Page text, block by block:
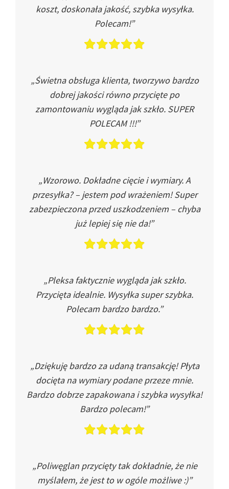
koszt, doskonała jakość, szybka wysyłka.
Polecam!”
„Świetna obsługa klienta, tworzywo bardzo
dobrej jakości równo przycięte po
zamontowaniu wygląda jak szkło. SUPER
POLECAM !!!”
„Wzorowo. Dokładne cięcie i wymiary. A
przesyłka? – jestem pod wrażeniem! Super
zabezpieczona przed uszkodzeniem – chyba
już lepiej się nie da!”
„Pleksa faktycznie wygląda jak szkło.
Przycięta idealnie. Wysyłka super szybka.
Polecam bardzo bardzo.”
„Dziękuję bardzo za udaną transakcję! Płyta
docięta na wymiary podane przeze mnie.
Bardzo dobrze zapakowana i szybka wysyłka!
Bardzo polecam!”
„Poliwęglan przycięty tak dokładnie, że nie
myślałem, że jest to w ogóle możliwe :)”